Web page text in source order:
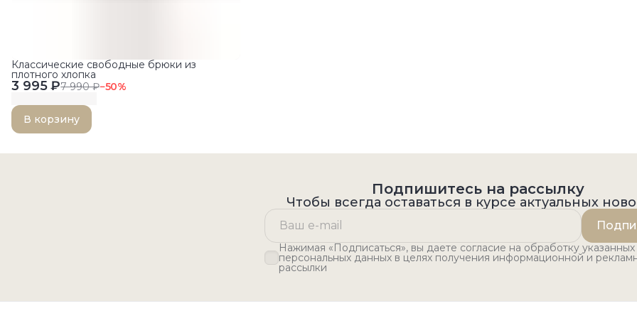
3 995 ₽7 990 ₽−50%
Классические свободные брюки из
плотного хлопка
В корзину
Подпишитесь на рассылку
Чтобы всегда оставаться в курсе актуальных
Нажимая «Подписаться», вы даете согласие на обработку указанных
персональных данных в целях получения информационной и
рассылки